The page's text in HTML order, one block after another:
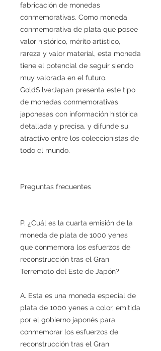
fabricación de monedas
conmemorativas. Como moneda
conmemorativa de plata que posee
valor histórico, mérito artístico,
rareza y valor material, esta moneda
tiene el potencial de seguir siendo
muy valorada en el futuro.
GoldSilverJapan presenta este tipo
de monedas conmemorativas
japonesas con información histórica
detallada y precisa, y difunde su
atractivo entre los coleccionistas de
todo el mundo.
Preguntas frecuentes
P. ¿Cuál es la cuarta emisión de la
moneda de plata de 1000 yenes
que conmemora los esfuerzos de
reconstrucción tras el Gran
Terremoto del Este de Japón?
A. Esta es una moneda especial de
plata de 1000 yenes a color, emitida
por el gobierno japonés para
conmemorar los esfuerzos de
reconstrucción tras el Gran